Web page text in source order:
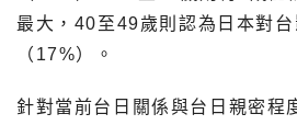
最大，40至49歲則認為日本對台
（17%）。
針對當前台日關係與台日親密程